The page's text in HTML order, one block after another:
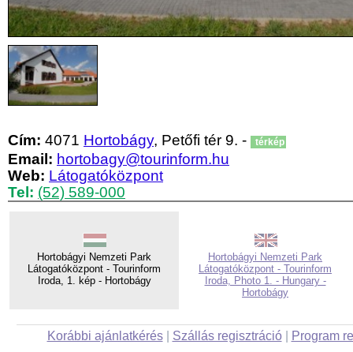
Cím: 4071 Hortobágy, Petőfi tér 9. - térkép
Email: hortobagy@tourinform.hu
Web: Látogatóközpont
Tel: (52) 589-000
Hortobágyi Nemzeti Park
Látogatóközpont - Tourinform
Iroda, 1. kép - Hortobágy
Hortobágyi Nemzeti Park
Látogatóközpont - Tourinform
Iroda, Photo 1. - Hungary -
Hortobágy
Korábbi ajánlatkérés| Szállás regisztráció| Program